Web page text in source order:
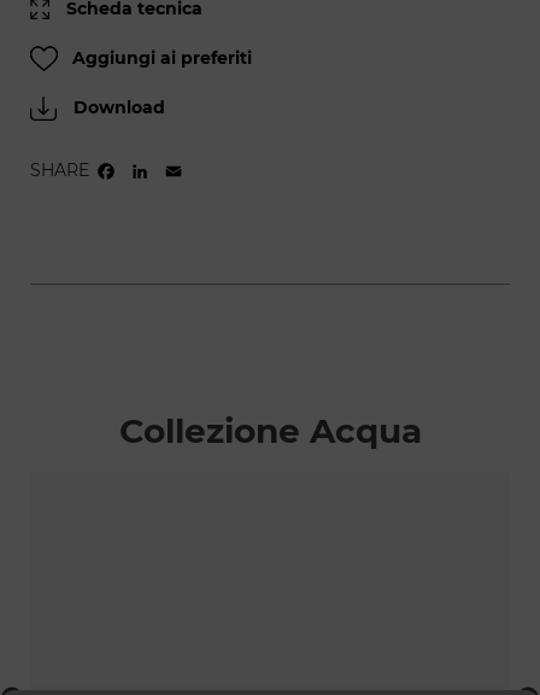
Scheda tecnica
Aggiungi ai preferiti
Download
SHARE FACEBOOK
LINKEDIN
Collezione Acqua